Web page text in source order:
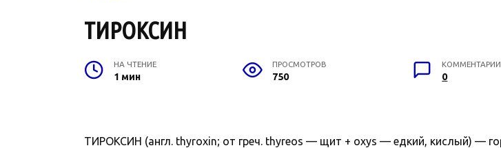
ТИРОКСИН
НА ЧТЕНИЕ
1 мин
ПРОСМОТРОВ
750
КОММЕНТАРИИ
0
ТИРОКСИН (англ. thyroxin; от греч. thyreos — щит + oxys — едкий, кислый) —